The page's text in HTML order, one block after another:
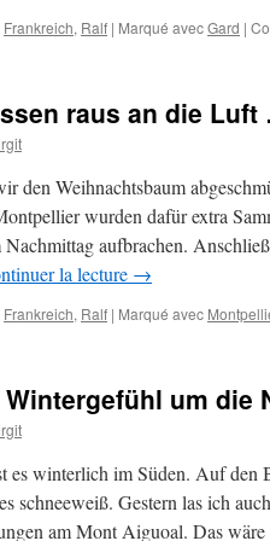
Frankreich, Ralf | Marqué avecGard |
raus an die
den Weihnachtsbaum
wurden dafür extra
aufbrachen.
la lecture →
Frankreich, Ralf | Marqué avec
um die
es winterlich im Süden. Auf den
schneeweiß. Gestern las ich
am Mont Aiguoal. Das